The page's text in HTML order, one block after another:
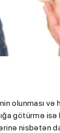
olunması
götürmə isə
nisbətən